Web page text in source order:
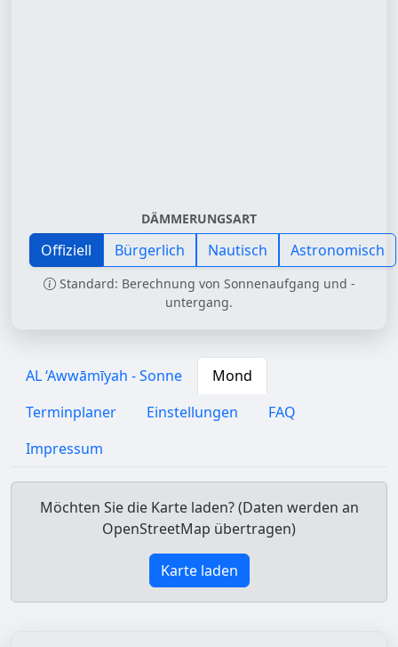
DÄMMERUNGSART
Offiziell Bürgerlich Nautisch Astronomisch
Standard: Berechnung von Sonnenaufgang und -
untergang.
AL ‘Awwāmīyah - Sonne
Mond
Terminplaner
Einstellungen
FAQ
Impressum
Möchten Sie die Karte laden? (Daten werden an
OpenStreetMap übertragen)
Karte laden